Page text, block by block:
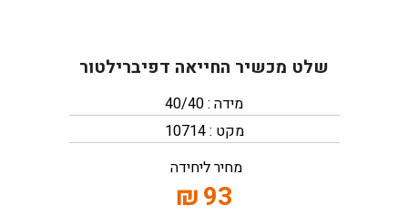
שלט מכשיר החייאה דפיברילטור
מידה : 40/40
מקט : 10714
מחיר ליחידה
93
₪